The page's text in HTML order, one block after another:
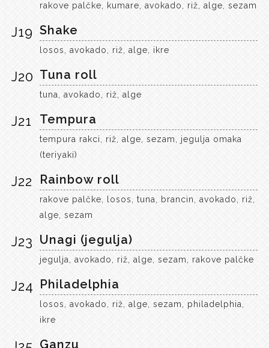
rakove palčke, kumare, avokado, riž, alge, sezam
J19 Shake
losos, avokado, riž, alge, ikre
J20 Tuna roll
tuna, avokado, riž, alge
J21 Tempura
tempura rakci, riž, alge, sezam, jegulja omaka
(teriyaki)
J22 Rainbow roll
rakove palčke, losos, tuna, brancin, avokado, riž,
alge, sezam
J23 Unagi (jegulja)
jegulja, avokado, riž, alge, sezam, rakove palčke
J24 Philadelphia
losos, avokado, riž, alge, sezam, philadelphia,
ikre
Ganzu